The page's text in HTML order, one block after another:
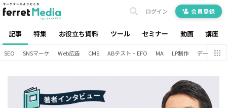
記事 特集 お役立ち資料 ツール セミナー 動画 講座
ログイン 会員登録
SEO SNSマーケ Web広告 CMS ABテスト・EFO MA LP制作 データ分析